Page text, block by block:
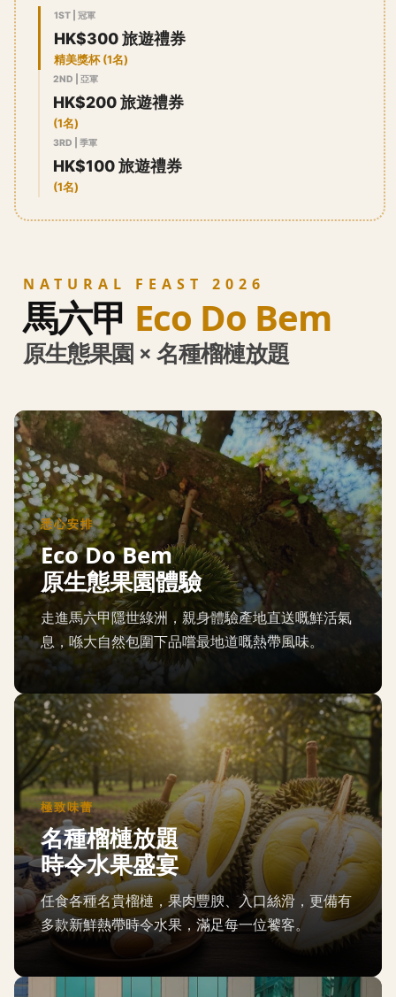
1ST | 冠軍
HK$300 旅遊禮券
精美獎杯 (1名)
2ND | 亞軍
HK$200 旅遊禮券
(1名)
3RD | 季軍
HK$100 旅遊禮券
(1名)
NATURAL FEAST 2026
馬六甲 Eco Do Bem
原生態果園 × 名種榴槤放題
悉心安排
Eco Do Bem
原生態果園體驗
走進馬六甲隱世綠洲，親身體驗產地直送嘅鮮活氣
息，喺大自然包圍下品嚐最地道嘅熱帶風味。
極致味蕾
名種榴槤放題
時令水果盛宴
任食各種名貴榴槤，果肉豐腴、入口絲滑，更備有
多款新鮮熱帶時令水果，滿足每一位饕客。